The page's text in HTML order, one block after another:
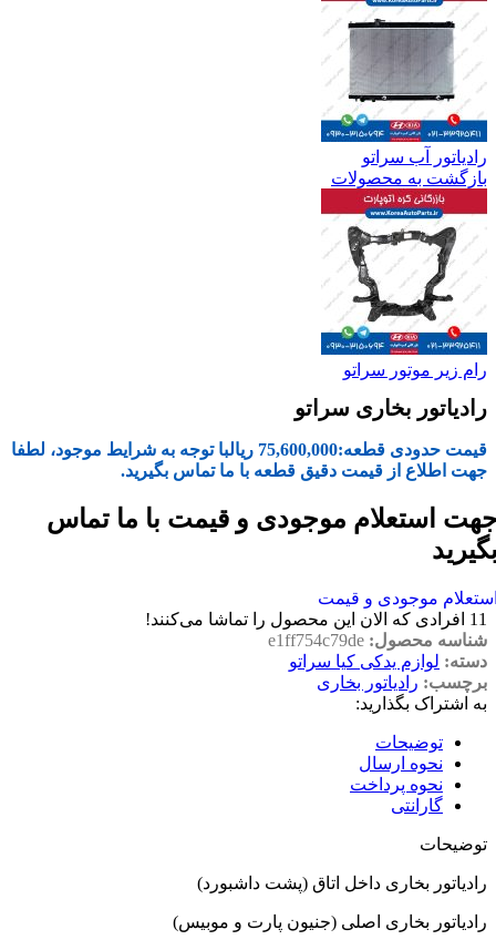
رادیاتور آب سراتو
بازگشت به محصولات
رام زیر موتور سراتو
رادیاتور بخاری سراتو
قیمت حدودی قطعه:75,600,000 ریالبا توجه به شرایط موجود، لطفا
جهت اطلاع از قیمت دقیق قطعه با ما تماس بگیرید.
استعلام موجودی و قیمت با ما تماس
موجودی و قیمت
11 افرادی که الان این محصول را تماشا می‌کنند!
شناسه محصول: e1ff754c79de
دسته: لوازم یدکی کیا سراتو
برچسب: رادیاتور بخاری
به اشتراک بگذارید:
توضیحات
نحوه ارسال
نحوه پرداخت
گارانتی
توضیحات
رادیاتور بخاری داخل اتاق (پشت داشبورد)
رادیاتور بخاری اصلی (جنیون پارت و موبیس)